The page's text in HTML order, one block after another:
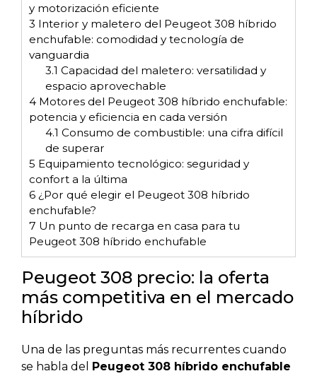
y motorización eficiente
3 Interior y maletero del Peugeot 308 híbrido
enchufable: comodidad y tecnología de
vanguardia
3.1 Capacidad del maletero: versatilidad y
espacio aprovechable
4 Motores del Peugeot 308 híbrido enchufable:
potencia y eficiencia en cada versión
4.1 Consumo de combustible: una cifra difícil
de superar
5 Equipamiento tecnológico: seguridad y
confort a la última
6 ¿Por qué elegir el Peugeot 308 híbrido
enchufable?
7 Un punto de recarga en casa para tu
Peugeot 308 híbrido enchufable
Peugeot 308 precio: la oferta
más competitiva en el mercado
híbrido
Una de las preguntas más recurrentes cuando
se habla del Peugeot 308 híbrido enchufable